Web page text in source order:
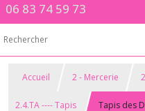
06 83 74 59 73
Accueil 2 - Mercerie
2.4.TA ---- Tapis Tapis des